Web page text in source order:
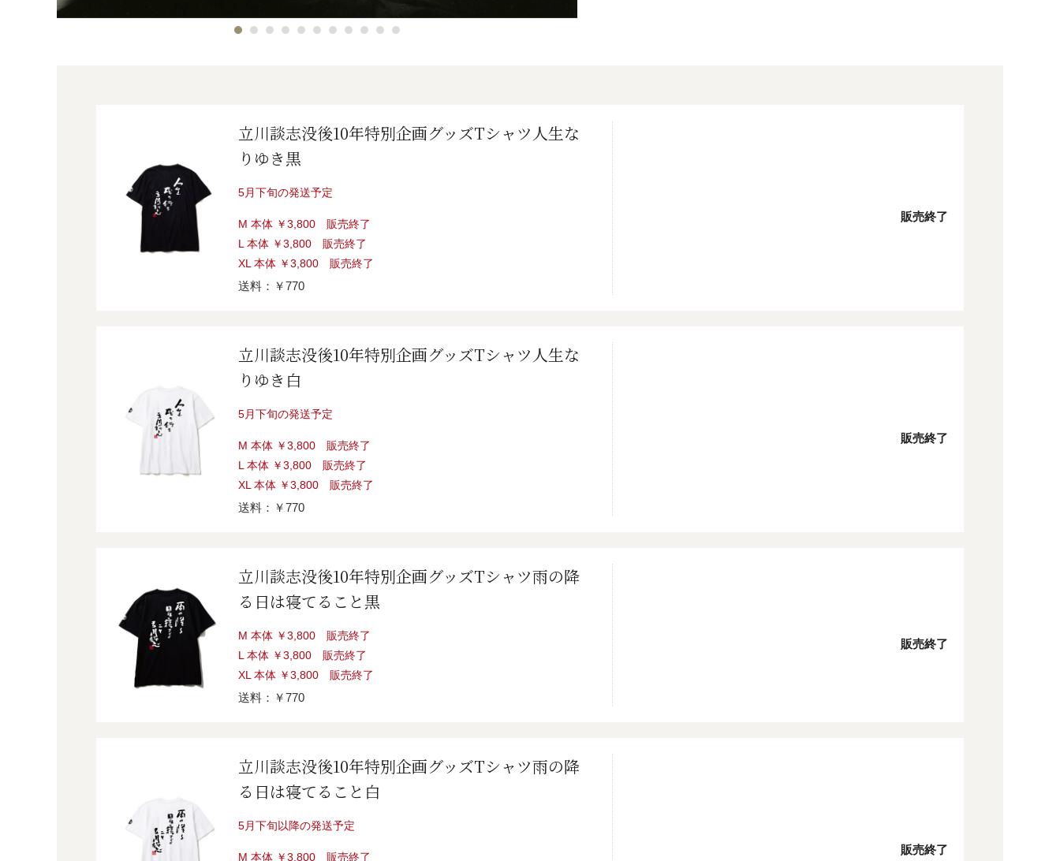
立川談志没後10年特別企画グッズTシャツ人生な
りゆき黒
5月下旬の発送予定
M 本体 ￥3,800 販売終了
L 本体 ￥3,800 販売終了
XL 本体 ￥3,800 販売終了
送料：￥770
販売終了
立川談志没後10年特別企画グッズTシャツ人生な
りゆき白
5月下旬の発送予定
M 本体 ￥3,800 販売終了
L 本体 ￥3,800 販売終了
XL 本体 ￥3,800 販売終了
送料：￥770
販売終了
立川談志没後10年特別企画グッズTシャツ雨の降
る日は寝てること黒
M 本体 ￥3,800 販売終了
L 本体 ￥3,800 販売終了
XL 本体 ￥3,800 販売終了
送料：￥770
販売終了
立川談志没後10年特別企画グッズTシャツ雨の降
る日は寝てること白
5月下旬以降の発送予定
M 本体 ￥3,800 販売終了
販売終了